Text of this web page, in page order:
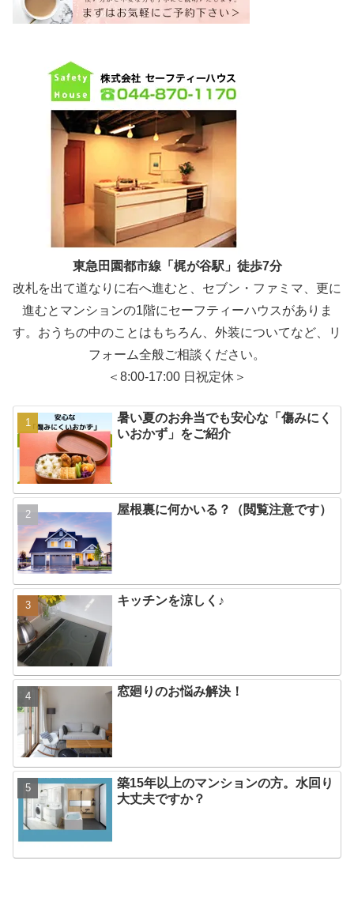
東急田園都市線「梶が谷駅」徒歩7分
改札を出て道なりに右へ進むと、セブン・ファミマ、更に
進むとマンションの1階にセーフティーハウスがありま
す。おうちの中のことはもちろん、外装についてなど、リ
フォーム全般ご相談ください。
＜8:00-17:00 日祝定休＞
暑い夏のお弁当でも安心な「傷みにく
いおかず」をご紹介
屋根裏に何かいる？（閲覧注意です）
キッチンを涼しく♪
窓廻りのお悩み解決！
築15年以上のマンションの方。水回り
大丈夫ですか？